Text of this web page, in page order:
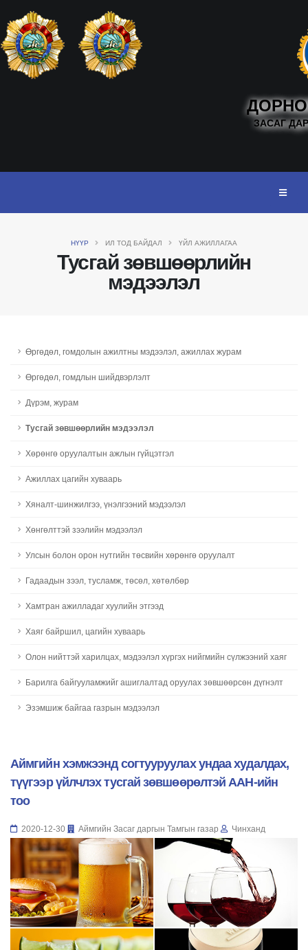
ЗАСАГ
НҮҮР ИЛ ТОД БАЙДАЛ ҮЙЛ АЖИЛЛАГАА
Тусгай зөвшөөрлийн
мэдээлэл
Өргөдөл, гомдолын ажилтны мэдээлэл, ажиллах журам
Өргөдөл, гомдлын шийдвэрлэлт
Дүрэм, журам
Тусгай зөвшөөрлийн мэдээлэл
Хөрөнгө оруулалтын ажлын гүйцэтгэл
Ажиллах цагийн хуваарь
Хяналт-шинжилгээ, үнэлгээний мэдээлэл
Хөнгөлттэй зээлийн мэдээлэл
Улсын болон орон нутгийн төсвийн хөрөнгө оруулалт
Гадаадын зээл, тусламж, төсөл, хөтөлбөр
Хамтран ажилладаг хуулийн этгээд
Хаяг байршил, цагийн хуваарь
Олон нийттэй харилцах, мэдээлэл хүргэх нийгмийн сүлжээний хаяг
Барилга байгууламжийг ашиглалтад оруулах зөвшөөрсөн дүгнэлт
Эзэмшиж байгаа газрын мэдээлэл
Аймгийн хэмжээнд согтууруулах ундаа худалдах,
түүгээр үйлчлэх тусгай зөвшөөрөлтэй ААН-ийн
тоо
2020-12-30 Аймгийн Засаг даргын Тамгын газар Чинханд